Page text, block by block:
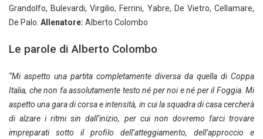
Grandolfo, Bulevardi, Virgilio, Ferrini, Yabre, De Vietro, Cellamare,
De Palo. Allenatore: Alberto Colombo
Le parole di Alberto Colombo
“Mi aspetto una partita completamente diversa da quella di Coppa
Italia, che non fa assolutamente testo né per noi e né per il Foggia. Mi
aspetto una gara di corsa e intensità, in cui la squadra di casa cercherà
di alzare i ritmi sin dall’inizio, per cui non dovremo farci trovare
impreparati sotto il profilo dell’atteggiamento, dell’approccio e